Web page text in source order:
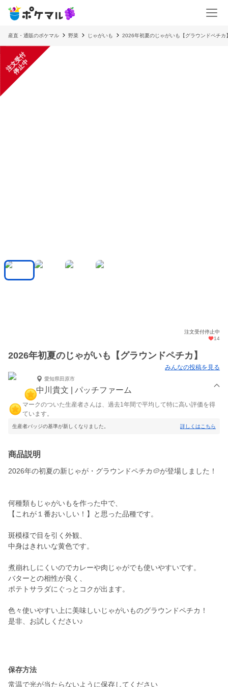
産直・通販のポケマル 野菜 じゃがいも 2026年初夏のじゃがいも【グラウンドペチカ
注
文
受
付
停
止
中
注文受付停止中
14
2026年初夏のじゃがいも【グラウンドペチカ】
みんなの投稿を見る
愛知県田原市
中川貴文 | パッチファーム
マークのついた生産者さんは、過去1年間で平均して特に高い評価を得
ています。
生産者バッジの基準が新しくなりました。 詳しくはこちら
商品説明
2026年の初夏の新じゃが・グラウンドペチカ🥔が登場しました！
何種類もじゃがいもを作った中で、
【これが１番おいしい！】と思った品種です。
斑模様で目を引く外観、
中身はきれいな黄色です。
煮崩れしにくいのでカレーや肉じゃがでも使いやすいです。
バターとの相性が良く、
ポテトサラダにぐっとコクが出ます。
色々使いやすい上に美味しいじゃがいものグラウンドペチカ！
是非、お試しください♪
保存方法
常温で光が当たらないように保存してください